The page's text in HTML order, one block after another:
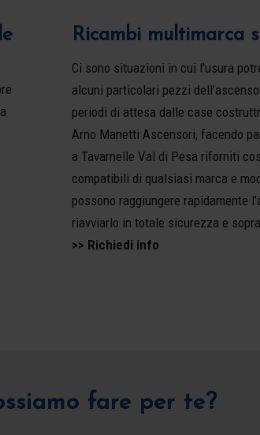
Ricambi multimarca
Ci sono situazioni in cui l’usura
alcuni particolari pezzi
periodi di attesa dalle case
Arno Manetti Ascensori, facendo
a Tavarnelle Val di Pesa riforniti
compatibili di qualsiasi marca e
possono raggiungere rapidamente
riavviarlo in totale sicurezza e
>> Richiedi info
fare per te?